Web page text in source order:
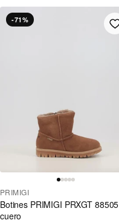
-71%
PRIMIGI
Botines PRIMIGI PRXGT 88505
cuero